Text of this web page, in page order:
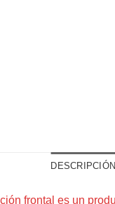
DESCRIPCIÓN
frontal es un